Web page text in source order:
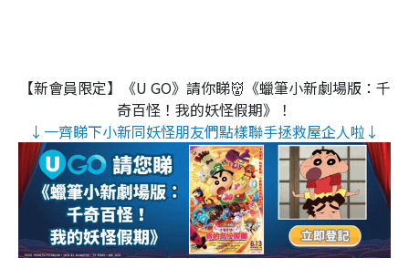
【新會員限定】《U GO》請你睇👹《蠟筆小新劇場版：千
奇百怪！我的妖怪假期》！
↓一齊睇下小新同妖怪朋友們點樣聯手拯救屋企人啦↓